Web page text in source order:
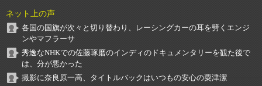
ネット上の声
各国の国旗が次々と切り替わり、レーシングカーの耳を劈くエンジ
ンやマフラーサ
秀逸なNHKでの佐藤琢磨のインディのドキュメンタリーを観た後で
は、分が悪かった
撮影に奈良原一高、タイトルバックはいつもの安心の粟津潔